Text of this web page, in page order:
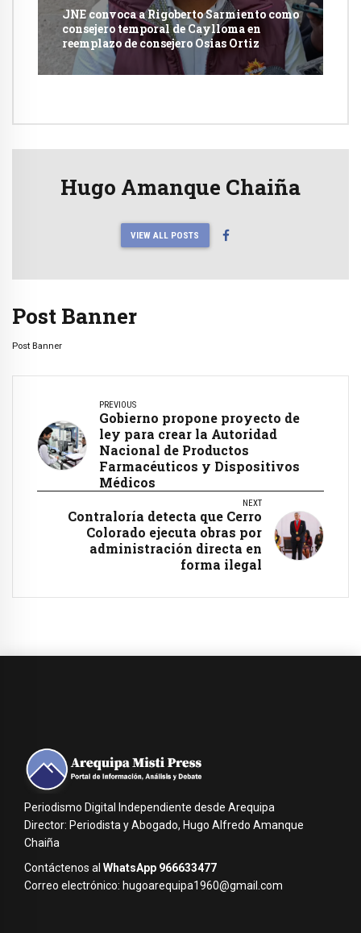
JNE convoca a Rigoberto Sarmiento como
consejero temporal de Caylloma en
reemplazo de consejero Osias Ortiz
Hugo Amanque Chaiña
VIEW ALL POSTS
Post Banner
Post Banner
PREVIOUS
Gobierno propone proyecto de
ley para crear la Autoridad
Nacional de Productos
Farmacéuticos y Dispositivos
Médicos
NEXT
Contraloría detecta que Cerro
Colorado ejecuta obras por
administración directa en
forma ilegal
Periodismo Digital Independiente desde Arequipa
Director: Periodista y Abogado, Hugo Alfredo Amanque
Chaiña
Contáctenos al WhatsApp 966633477
Correo electrónico: hugoarequipa1960@gmail.com